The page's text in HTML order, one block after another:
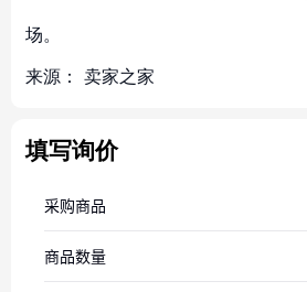
场。
来源： 卖家之家
填写询价